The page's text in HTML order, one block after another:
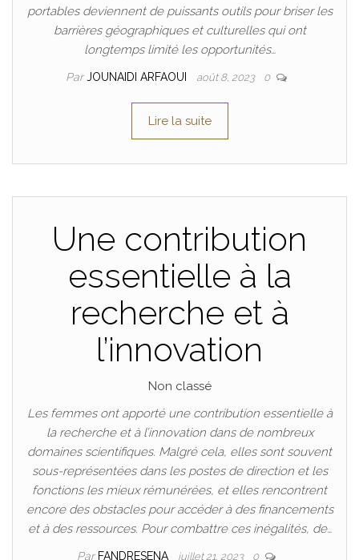
portables deviennent de puissants outils pour briser les
barrières géographiques et culturelles qui ont
longtemps limité les opportunités…
ParJOUNAIDI ARFAOUI août 8, 2023 0
Lire la suite
Une contribution
essentielle à la
recherche et à
l’innovation
Non classé
Les femmes ont apporté une contribution essentielle à
la recherche et à l’innovation dans de nombreux
domaines scientifiques. Malgré cela, elles sont souvent
sous-représentées dans les postes de direction et les
fonctions les mieux rémunérées, et elles rencontrent
encore des obstacles pour accéder à des financements
et à des ressources. Pour combattre ces inégalités, de…
Par FANDRESENA juillet 21, 2023 0